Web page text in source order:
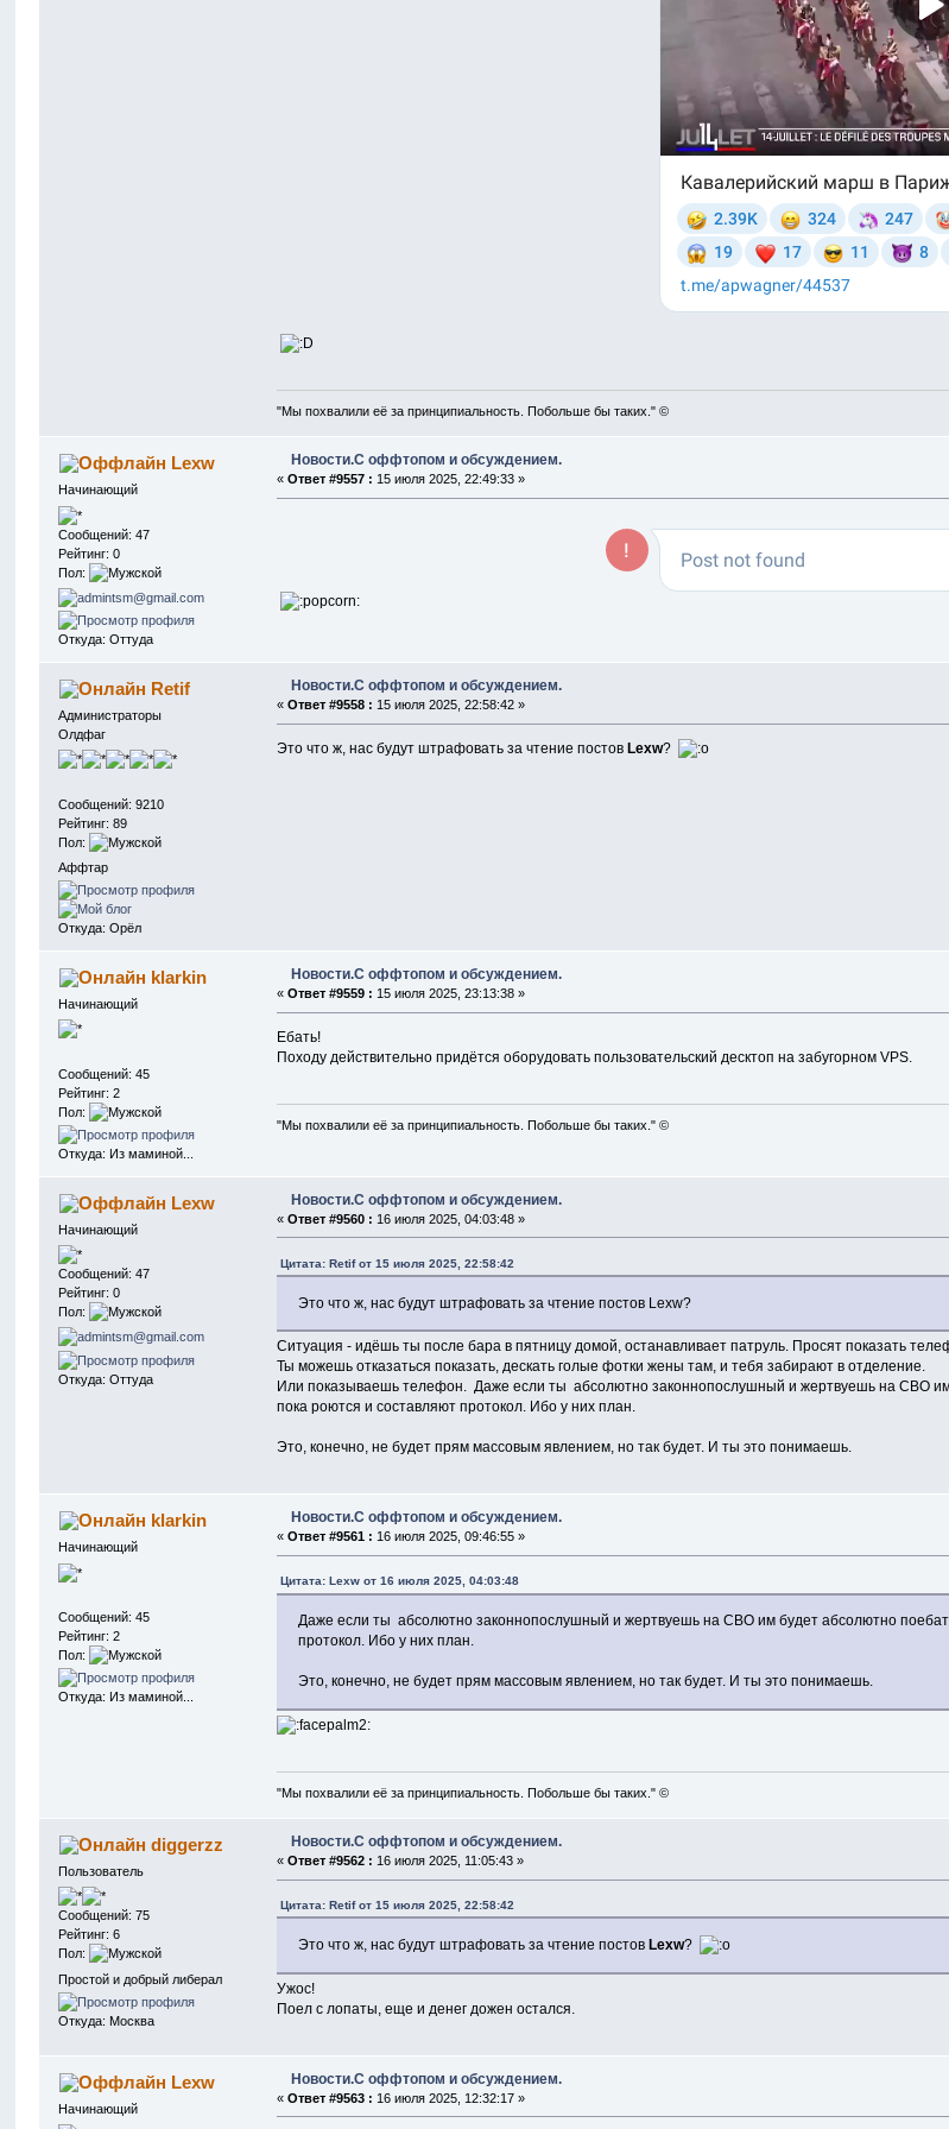
"Мы похвалили её за принципиальность. Побольше бы таких." ©
Lexw
Начинающий
Сообщений: 47
Рейтинг: 0
Пол:
Откуда: Оттуда
Новости.С оффтопом и обсуждением.
«Ответ #9557 : 15 июля 2025, 22:49:33 »
Retif
Администраторы
Олдфаг
Сообщений: 9210
Рейтинг: 89
Пол:
Аффтар
Откуда: Орёл
Новости.С оффтопом и обсуждением.
«Ответ #9558 : 15 июля 2025, 22:58:42 »
Это что ж, нас будут штрафовать за чтение постов Lexw?
klarkin
Начинающий
Сообщений: 45
Рейтинг: 2
Пол:
Откуда: Из маминой...
Новости.С оффтопом и обсуждением.
«Ответ #9559 : 15 июля 2025, 23:13:38 »
Ебать!
Походу действительно придётся оборудовать пользовательский десктоп на забугорном VPS.
"Мы похвалили её за принципиальность. Побольше бы таких." ©
Lexw
Начинающий
Сообщений: 47
Рейтинг: 0
Пол:
Откуда: Оттуда
Новости.С оффтопом и обсуждением.
«Ответ #9560 : 16 июля 2025, 04:03:48 »
Цитата: Retif от 15 июля 2025, 22:58:42
Это что ж, нас будут штрафовать за чтение постов Lexw?
Ситуация - идёшь ты после бара в пятницу домой, останавливает патруль. Просят показать
Ты можешь отказаться показать, дескать голые фотки жены там, и тебя забирают в отделение.
Или показываешь телефон. Даже если ты абсолютно законнопослушный и жертвуешь на СВО
пока роются и составляют протокол. Ибо у них план.
Это, конечно, не будет прям массовым явлением, но так будет. И ты это понимаешь.
klarkin
Начинающий
Сообщений: 45
Рейтинг: 2
Пол:
Откуда: Из маминой...
Новости.С оффтопом и обсуждением.
«Ответ #9561 : 16 июля 2025, 09:46:55 »
Цитата: Lexw от 16 июля 2025, 04:03:48
Даже если ты абсолютно законнопослушный и жертвуешь на СВО им будет абсолютно
протокол. Ибо у них план.
Это, конечно, не будет прям массовым явлением, но так будет. И ты это понимаешь.
"Мы похвалили её за принципиальность. Побольше бы таких." ©
diggerzz
Пользователь
Сообщений: 75
Рейтинг: 6
Пол:
Простой и добрый либерал
Откуда: Москва
Новости.С оффтопом и обсуждением.
«Ответ #9562 : 16 июля 2025, 11:05:43 »
Цитата: Retif от 15 июля 2025, 22:58:42
Это что ж, нас будут штрафовать за чтение постов Lexw?
Ужос!
Поел с лопаты, еще и денег дожен остался.
Lexw
Начинающий
Новости.С оффтопом и обсуждением.
«Ответ #9563 : 16 июля 2025, 12:32:17 »